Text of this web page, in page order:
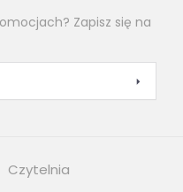
Zapisz się na
Czytelnia